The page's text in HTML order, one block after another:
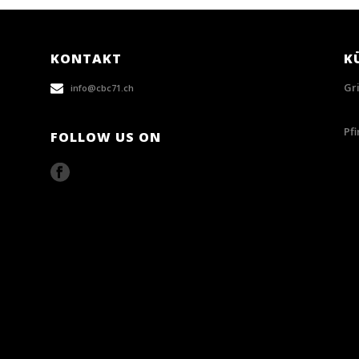
KONTAKT
info@cbc71.ch
FOLLOW US ON